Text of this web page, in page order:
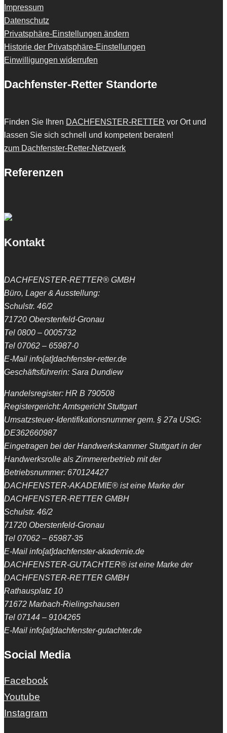
Impressum
Datenschutz
Privatsphäre-Einstellungen ändern
Historie der Privatsphäre-Einstellungen
Einwilligungen widerrufen
Dachfenster-Retter Standorte
Finden Sie Ihren DACHFENSTER-RETTER vor Ort und
lassen Sie sich schnell und kompetent beraten!
zum Dachfenster-Retter-Netzwerk
Referenzen
Kontakt
DACHFENSTER-RETTER® GMBH
Büro, Lager & Ausstellung:
Schulstr. 46/2
71720 Oberstenfeld-Gronau
Tel 0800 – 0005732
Tel 07062 – 65987-0
E-Mail info[at]dachfenster-retter.de
Geschäftsführerin: Sara Dundiew
Handelsregister: HR B 790508
Registergericht: Amtsgericht Stuttgart
Umsatzsteuer-Identifikationsnummer gem. § 27a UStG:
DE362660987
Eingetragen bei der Handwerkskammer Stuttgart in der
Handwerksrolle als Zimmererbetrieb mit der
Betriebsnummer: 670124427
DACHFENSTER-AKADEMIE® ist eine Marke der
DACHFENSTER-RETTER GMBH
Schulstr. 46/2
71720 Oberstenfeld-Gronau
Tel 07062 – 65987-35
E-Mail info[at]dachfenster-akademie.de
DACHFENSTER-GUTACHTER® ist eine Marke der
DACHFENSTER-RETTER GMBH
Rathausplatz 10
71672 Marbach-Rielingshausen
Tel 07144 – 9104265
E-Mail info[at]dachfenster-gutachter.de
Social Media
Facebook
Youtube
Instagram